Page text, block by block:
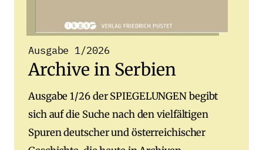
Ausgabe 1/2026
Archive in Serbien
Ausgabe 1/26 der SPIEGELUNGEN begibt
sich auf die Suche nach den vielfältigen
Spuren deutscher und österreichischer